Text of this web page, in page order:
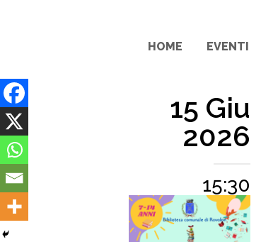
HOME EVENTI
15 Giu
2026
15:30